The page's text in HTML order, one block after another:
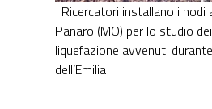
Ricercatori installano i nodi
Panaro (MO) per lo studio
liquefazione avvenuti
dell’Emilia